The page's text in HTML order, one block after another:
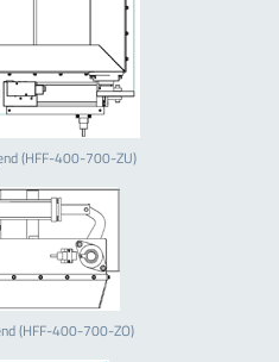
(HFF-400-700-ZU)
(HFF-400-700-ZO)